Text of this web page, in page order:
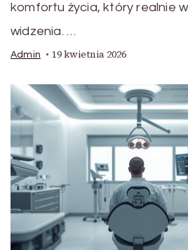
komfortu życia, który realnie
widzenia. …
Admin 19 kwietnia 2026